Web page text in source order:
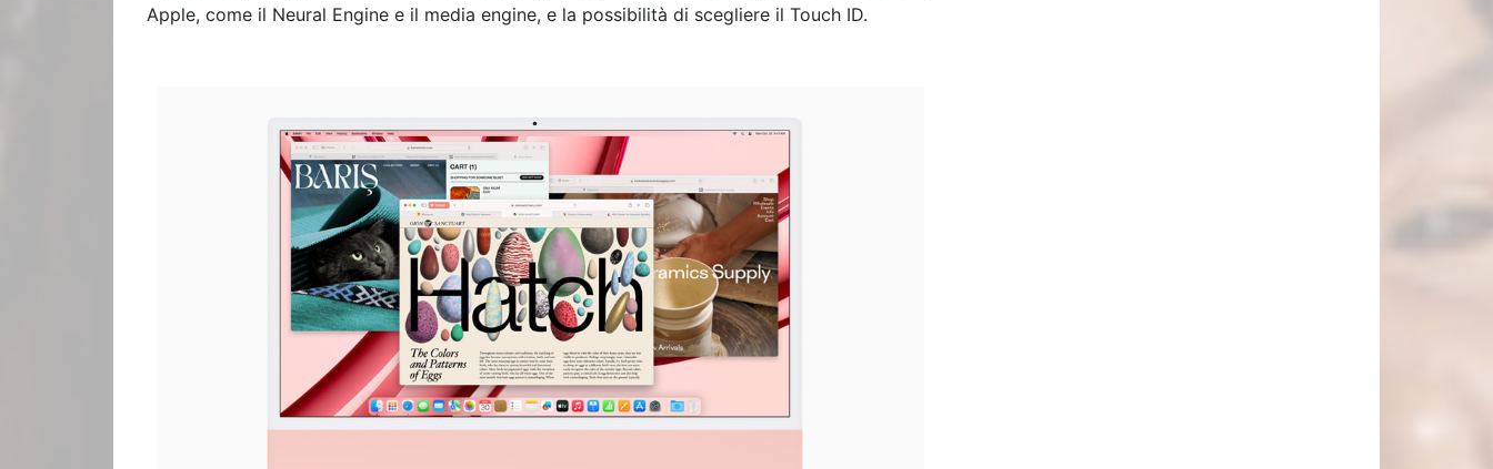
Apple, come il Neural Engine e il media engine, e la possibilità di scegliere il Touch ID.